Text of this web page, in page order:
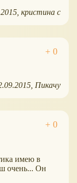
кристина с
Пикачу
имею в
очень... Он